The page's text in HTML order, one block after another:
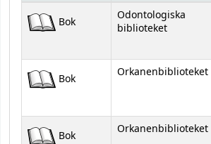
Bestånd
Bok
Odontologiska
biblioteket
Bok Orkanenbiblioteket
Bok Orkanenbiblioteket